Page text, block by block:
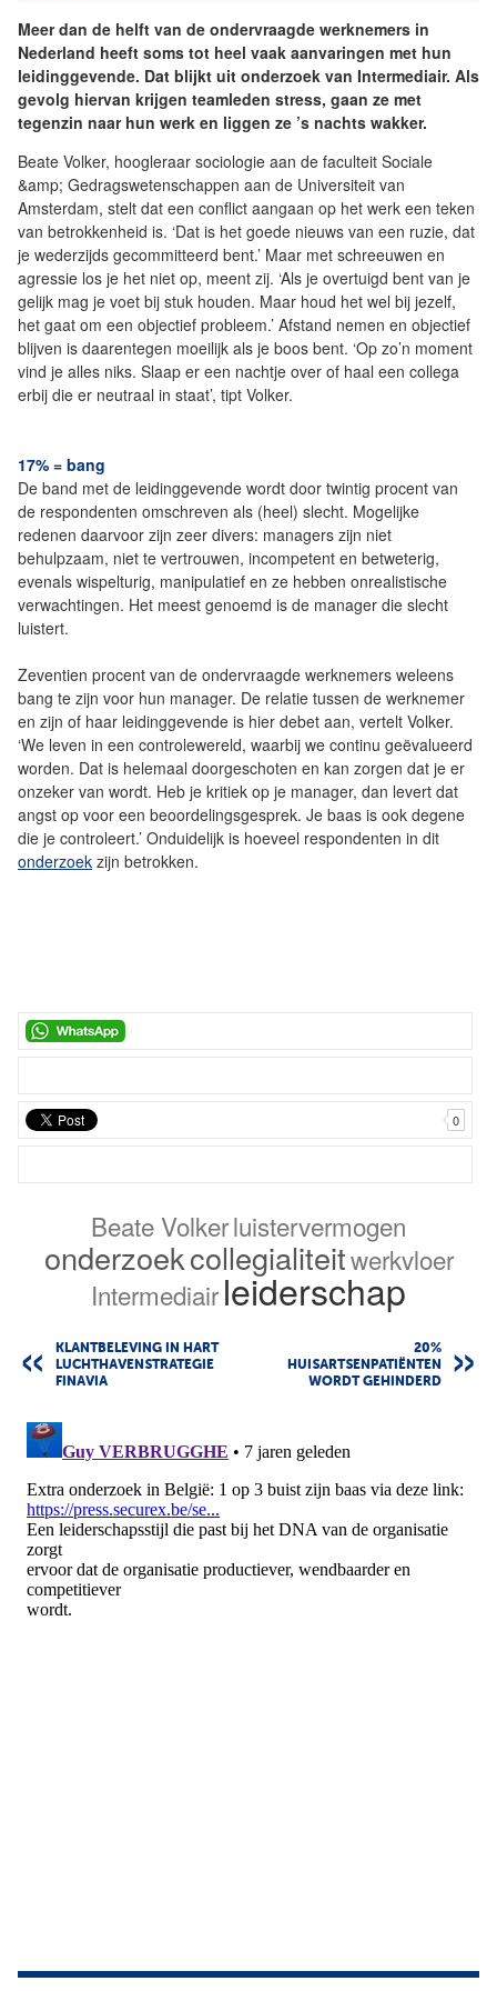
Meer dan de helft van de ondervraagde werknemers in
Nederland heeft soms tot heel vaak aanvaringen met hun
leidinggevende. Dat blijkt uit onderzoek van Intermediair. Als
gevolg hiervan krijgen teamleden stress, gaan ze met
tegenzin naar hun werk en liggen ze ’s nachts wakker.
Beate Volker, hoogleraar sociologie aan de faculteit Sociale
&amp; Gedragswetenschappen aan de Universiteit van
Amsterdam, stelt dat een conflict aangaan op het werk een teken
van betrokkenheid is. ‘Dat is het goede nieuws van een ruzie, dat
je wederzijds gecommitteerd bent.’ Maar met schreeuwen en
agressie los je het niet op, meent zij. ‘Als je overtuigd bent van je
gelijk mag je voet bij stuk houden. Maar houd het wel bij jezelf,
het gaat om een objectief probleem.’ Afstand nemen en objectief
blijven is daarentegen moeilijk als je boos bent. ‘Op zo’n moment
vind je alles niks. Slaap er een nachtje over of haal een collega
erbij die er neutraal in staat’, tipt Volker.
17% = bang
De band met de leidinggevende wordt door twintig procent van
de respondenten omschreven als (heel) slecht. Mogelijke
redenen daarvoor zijn zeer divers: managers zijn niet
behulpzaam, niet te vertrouwen, incompetent en betweterig,
evenals wispelturig, manipulatief en ze hebben onrealistische
verwachtingen. Het meest genoemd is de manager die slecht
luistert.
Zeventien procent van de ondervraagde werknemers weleens
bang te zijn voor hun manager. De relatie tussen de werknemer
en zijn of haar leidinggevende is hier debet aan, vertelt Volker.
‘We leven in een controlewereld, waarbij we continu geëvalueerd
worden. Dat is helemaal doorgeschoten en kan zorgen dat je er
onzeker van wordt. Heb je kritiek op je manager, dan levert dat
angst op voor een beoordelingsgesprek. Je baas is ook degene
die je controleert.’ Onduidelijk is hoeveel respondenten in dit
onderzoek zijn betrokken.
0
Beate Volkerluistervermogen
onderzoekcollegialiteitwerkvloer
Intermediairleiderschap
KLANTBELEVING IN HART
LUCHTHAVENSTRATEGIE
FINAVIA
20%
HUISARTSENPATIËNTEN
WORDT GEHINDERD